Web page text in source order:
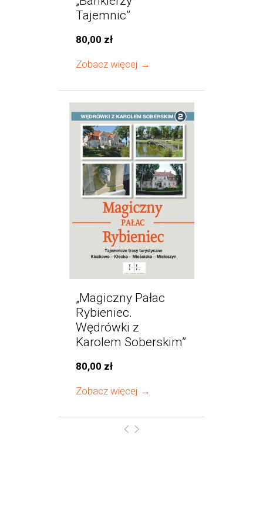
Tajemnic”
80,00 zł
Zobacz więcej →
„Magiczny Pałac
Rybieniec.
Wędrówki z
Karolem Soberskim”
80,00 zł
Zobacz więcej →